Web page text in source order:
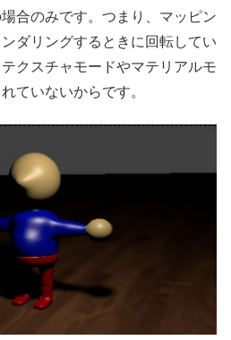
合のみです。つまり、マッピン
ダリングするときに回転してい
クスチャモードやマテリアルモ
ていないからです。